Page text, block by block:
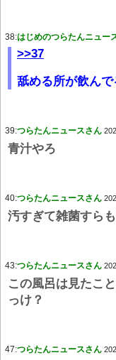
38:はじめのつらたんニュー
>>37
舐める所が飲んで
39:つらたんニュースさん
青汁やろ
40:つらたんニュースさん
汚すぎて雑菌すら
43:つらたんニュースさん
この風呂は見たこ
っけ？
47:つらたんニュースさん